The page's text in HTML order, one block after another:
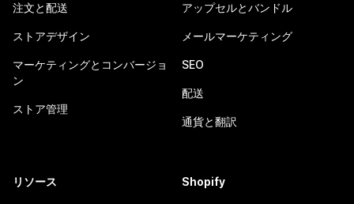
注文と配送
ストアデザイン
マーケティングとコンバージョ
ン
ストア管理
アップセルとバンドル
メールマーケティング
SEO
配送
通貨と翻訳
リソース Shopify